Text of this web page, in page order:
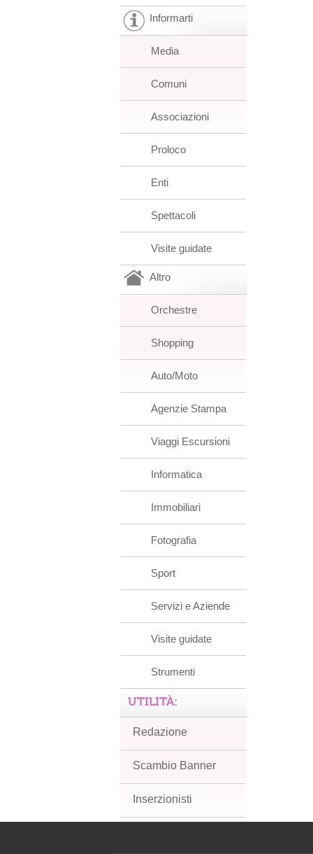
Informarti
Media
Comuni
Associazioni
Proloco
Enti
Spettacoli
Visite guidate
Altro
Orchestre
Shopping
Auto/Moto
Agenzie Stampa
Viaggi Escursioni
Informatica
Immobiliari
Fotografia
Sport
Servizi e Aziende
Visite guidate
Strumenti
UTILITÀ:
Redazione
Scambio Banner
Inserzionisti